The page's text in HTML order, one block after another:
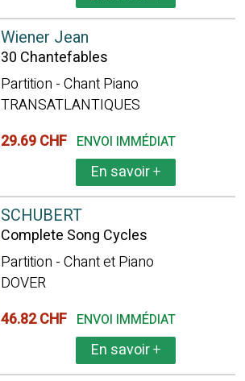
Wiener Jean
30 Chantefables
Partition - Chant Piano
TRANSATLANTIQUES
29.69 CHF ENVOI IMMÉDIAT
En savoir+
SCHUBERT
Complete Song Cycles
Partition - Chant et Piano
DOVER
46.82 CHF ENVOI IMMÉDIAT
En savoir+